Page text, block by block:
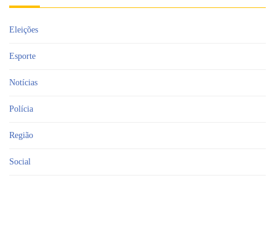
Eleições
Esporte
Notícias
Polícia
Região
Social